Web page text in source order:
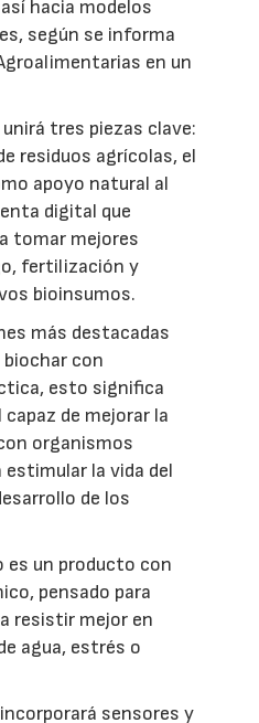
hacia modelos
según se informa
en un
tres piezas clave:
residuos agrícolas, el
apoyo natural al
digital que
tomar mejores
fertilización y
bioinsumos.
más destacadas
con
esto significa
de mejorar la
organismos
estimular la vida del
de los
es un producto con
pensado para
resistir mejor en
agua, estrés o
sensores y